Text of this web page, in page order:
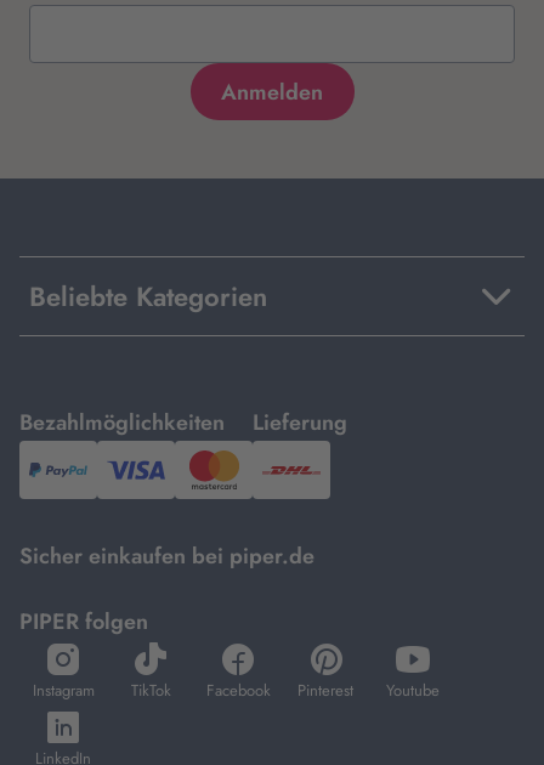
Beliebte Kategorien
Bezahlmöglichkeiten
mit
PayPal,Visa
und
Lieferung
mit
DHL.
Sicher einkaufen bei piper.de
PIPER folgen
Instagram
öffnet
in
neuem
Tab
TikTok
öffnet
in
Facebook
öffnet
in
Pinterest
öffnet
in
Youtube
öffnet
in
LinkedIn
öffnet
in